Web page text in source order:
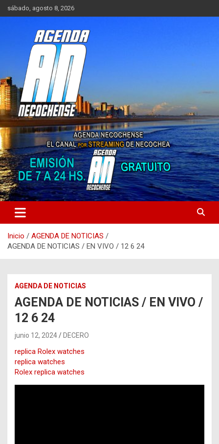
Saltar
al
sábado, agosto 8, 2026
AGENDA NECOCHENSE
Sitio de Noticias de Necochea y zona
Inicio
AGENDA DE NOTICIAS
AGENDA DE NOTICIAS / EN VIVO / 12 6 24
AGENDA DE NOTICIAS
AGENDA DE NOTICIAS / EN VIVO /
12 6 24
junio 12, 2024 DECERO
replica Rolex watches
replica watches
Rolex replica watches